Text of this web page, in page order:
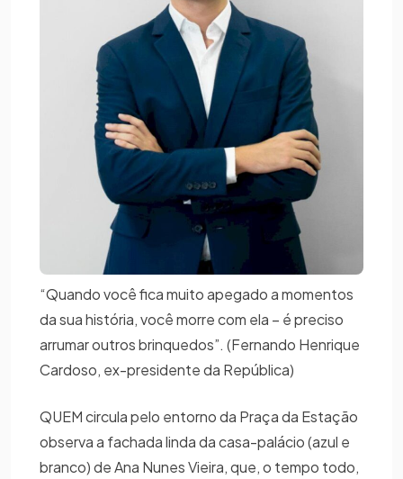
“Quando você fica muito apegado a momentos
da sua história, você morre com ela – é preciso
arrumar outros brinquedos”. (Fernando Henrique
Cardoso, ex-presidente da República)
QUEM circula pelo entorno da Praça da Estação
observa a fachada linda da casa-palácio (azul e
branco) de Ana Nunes Vieira, que, o tempo todo,